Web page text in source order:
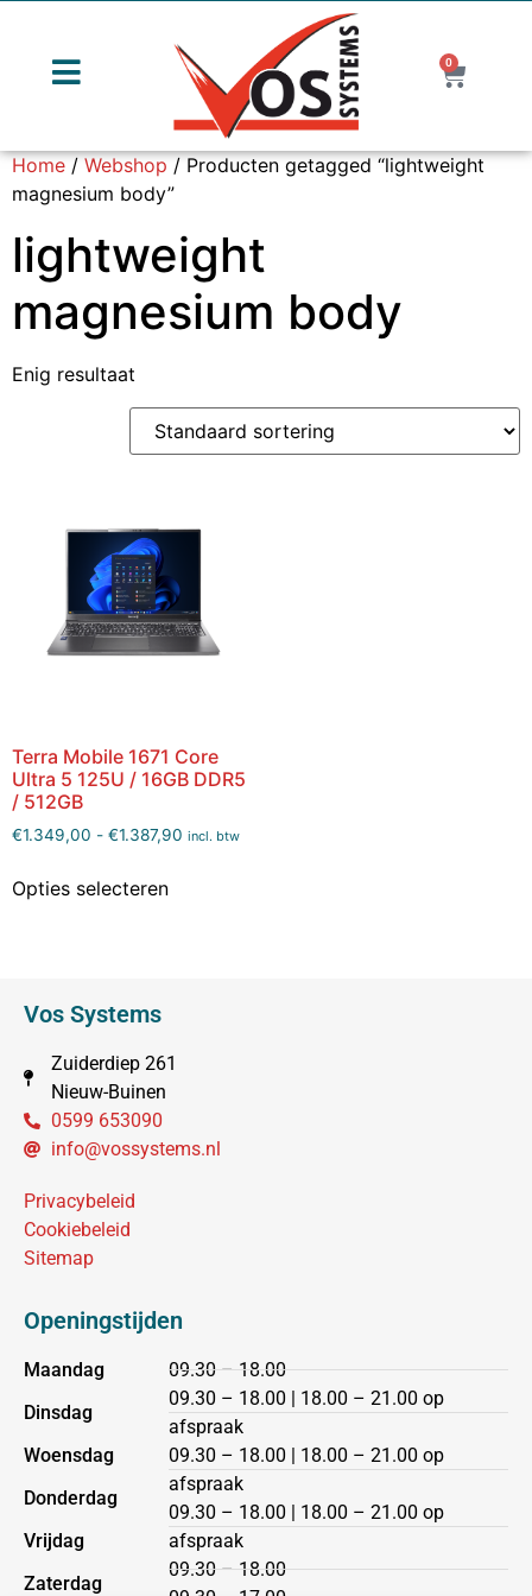
0
Home/Webshop/ Producten getagged “lightweight
magnesium body”
lightweight
magnesium body
Enig resultaat
Terra Mobile 1671 Core
Ultra 5 125U / 16GB DDR5
/ 512GB
€1.349,00 - €1.387,90 incl. btw
Opties selecteren
Vos Systems
Zuiderdiep 261
Nieuw-Buinen
0599 653090
info@vossystems.nl
Privacybeleid
Cookiebeleid
Sitemap
Openingstijden
Maandag
Dinsdag
Woensdag
Donderdag
Vrijdag
Zaterdag
09.30 – 18.00
09.30 – 18.00 | 18.00 – 21.00 op
afspraak
09.30 – 18.00 | 18.00 – 21.00 op
afspraak
09.30 – 18.00 | 18.00 – 21.00 op
afspraak
09.30 – 18.00